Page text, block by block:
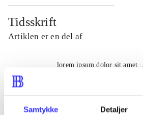
Samtykke Detaljer
Tidsskrift
Artiklen er en del af
lorem ipsum dolor sit amet ...